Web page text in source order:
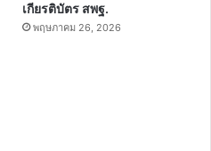
เกียรติบัตร สพฐ.
พฤษภาคม 26, 2026